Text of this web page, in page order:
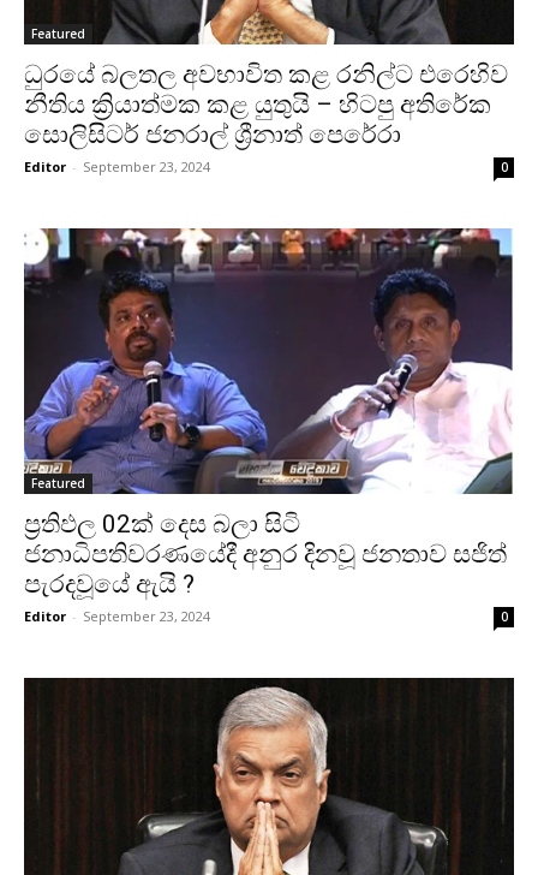
Featured
ධුරයේ බලතල අවභාවිත කළ රනිල්ට එරෙහිව
නීතිය ක්‍රියාත්මක කළ යුතුයි – හිටපු අතිරේක
සොලිසිටර් ජනරාල් ශ්‍රීනාත් පෙරේරා
Editor - September 23, 2024 0
Featured
ප්‍රතිඵල 02ක් දෙස බලා සිටි
ජනාධිපතිවරණයේදී අනුර දිනවූ ජනතාව සජිත්
පැරදවූයේ ඇයි ?
Editor - September 23, 2024 0